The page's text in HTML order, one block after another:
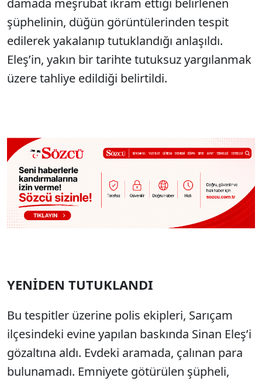
damada meşrubat ikram ettiği belirlenen
şüphelinin, düğün görüntülerinden tespit
edilerek yakalanıp tutuklandığı anlaşıldı.
Eleş’in, yakın bir tarihte tutuksuz yargılanmak
üzere tahliye edildiği belirtildi.
YENİDEN TUTUKLANDI
Bu tespitler üzerine polis ekipleri, Sarıçam
ilçesindeki evine yapılan baskında Sinan Eleş’i
gözaltına aldı. Evdeki aramada, çalınan para
bulunamadı. Emniyete götürülen şüpheli,